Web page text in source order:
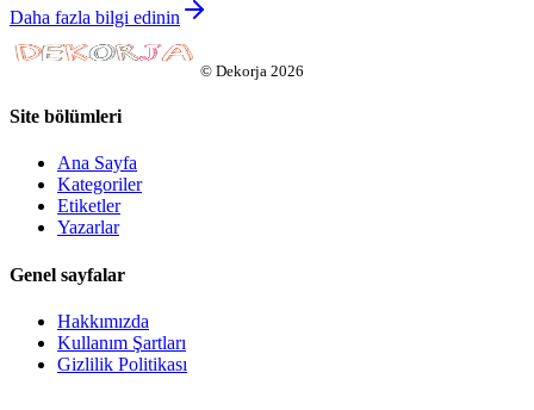
Daha fazla bilgi edinin
© Dekorja 2026
Site bölümleri
Ana Sayfa
Kategoriler
Etiketler
Yazarlar
Genel sayfalar
Hakkımızda
Kullanım Şartları
Gizlilik Politikası